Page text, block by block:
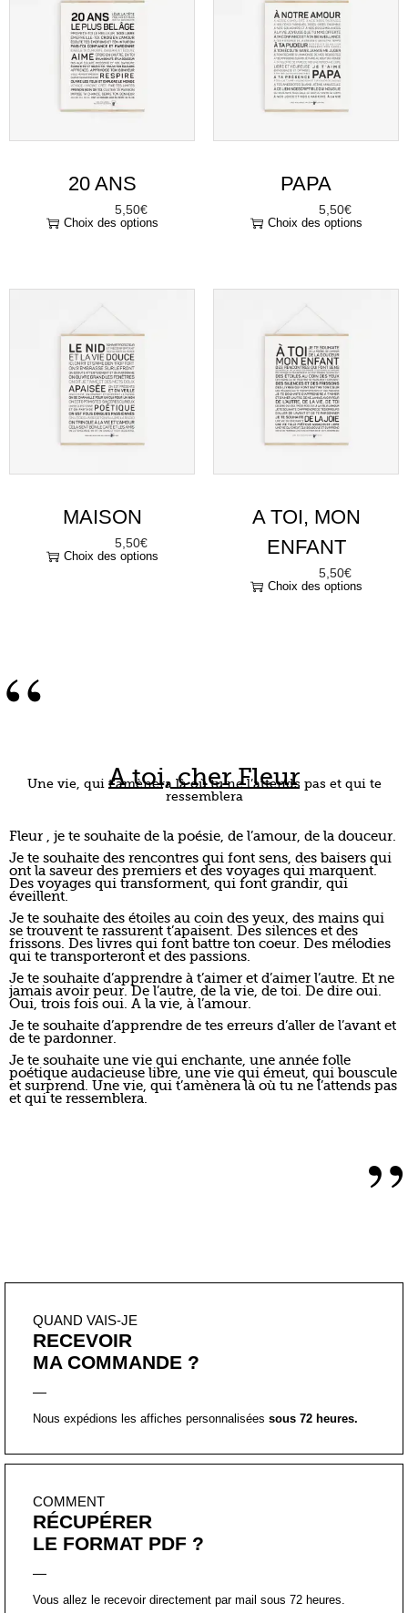
20 ANS
5,50€
Choix des options
PAPA
5,50€
Choix des options
MAISON
5,50€
Choix des options
A TOI, MON
ENFANT
5,50€
Choix des options
A toi, cher Fleur
Une vie, qui t’amènera là où tu ne l’attends pas et qui te
ressemblera
“
Fleur , je te souhaite de la poésie, de l’amour, de la douceur.
Je te souhaite des rencontres qui font sens, des baisers qui
ont la saveur des premiers et des voyages qui marquent.
Des voyages qui transforment, qui font grandir, qui
éveillent.
Je te souhaite des étoiles au coin des yeux, des mains qui
se trouvent te rassurent t’apaisent. Des silences et des
frissons. Des livres qui font battre ton coeur. Des mélodies
qui te transporteront et des passions.
Je te souhaite d’apprendre à t’aimer et d’aimer l’autre. Et ne
jamais avoir peur. De l’autre, de la vie, de toi. De dire oui.
Oui, trois fois oui. A la vie, à l’amour.
Je te souhaite d’apprendre de tes erreurs d’aller de l’avant et
de te pardonner.
Je te souhaite une vie qui enchante, une année folle
poétique audacieuse libre, une vie qui émeut, qui bouscule
et surprend. Une vie, qui t’amènera là où tu ne l’attends pas
et qui te ressemblera.
”
QUAND VAIS-JE
RECEVOIR
MA COMMANDE ?
Nous expédions les affiches personnalisées sous 72 heures.
COMMENT
RÉCUPÉRER
LE FORMAT PDF ?
Vous allez le recevoir directement par mail sous 72 heures.